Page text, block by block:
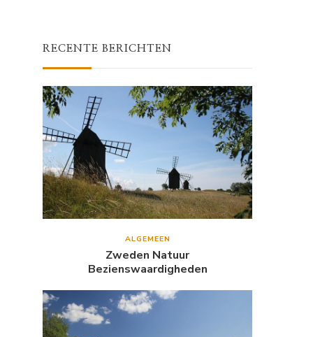
RECENTE BERICHTEN
ALGEMEEN
Zweden Natuur
Bezienswaardigheden